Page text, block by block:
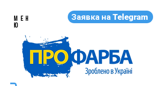
Заявка на Telegram
МЕН
Ю